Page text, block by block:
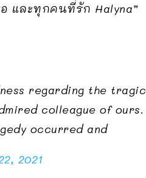
และทุกคนที่รัก Halyna”
regarding the
colleague of
occurred and
2021